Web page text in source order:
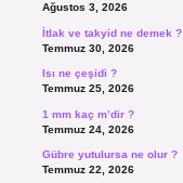
Ağustos 3, 2026
İtlak ve takyid ne demek ?
Temmuz 30, 2026
Isı ne çeşidi ?
Temmuz 25, 2026
1 mm kaç m’dir ?
Temmuz 24, 2026
Gübre yutulursa ne olur ?
Temmuz 22, 2026